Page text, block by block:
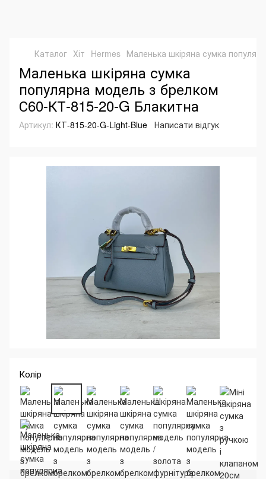
Каталог Хіт Hermes Маленька шкіряна сумка
Маленька шкіряна сумка
популярна модель з брелком
С60-КТ-815-20-G Блакитна
Артикул: КТ-815-20-G-Light-Blue Написати відгук
Колір